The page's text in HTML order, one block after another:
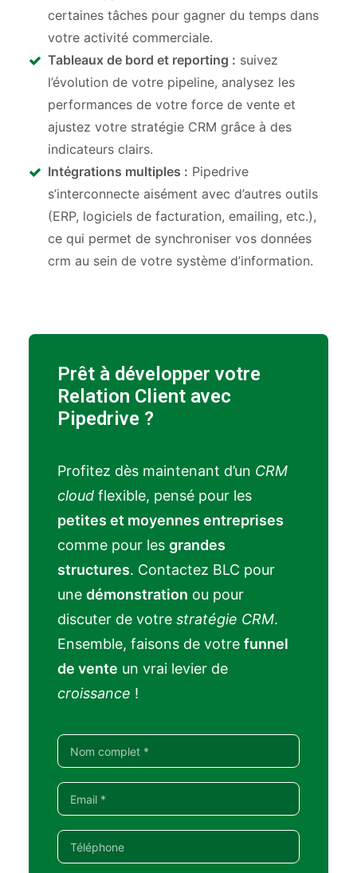
certaines tâches pour gagner du temps dans
votre activité commerciale.
Tableaux de bord et reporting : suivez
l’évolution de votre pipeline, analysez les
performances de votre force de vente et
ajustez votre stratégie CRM grâce à des
indicateurs clairs.
Intégrations multiples : Pipedrive
s’interconnecte aisément avec d’autres outils
(ERP, logiciels de facturation, emailing, etc.),
ce qui permet de synchroniser vos données
crm au sein de votre système d’information.
Prêt à développer votre
Relation Client avec
Pipedrive ?
Profitez dès maintenant d’un CRM
cloud flexible, pensé pour les
petites et moyennes entreprises
comme pour les grandes
structures. Contactez BLC pour
une démonstration ou pour
discuter de votre stratégie CRM.
Ensemble, faisons de votre funnel
de vente un vrai levier de
croissance !